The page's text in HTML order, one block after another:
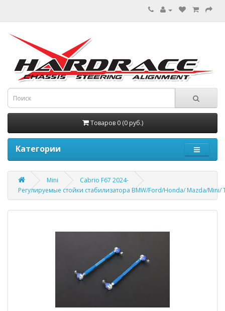
Товаров 0 (0 руб.)
Категории
Mini
Cabrio F67 2024-
Регулируемые стойки стабилизатора BMW/Ford/Honda/ Mazda/